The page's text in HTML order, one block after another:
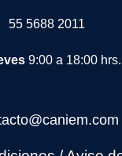
55 5688 2011
9:00 a 18:00 hrs.